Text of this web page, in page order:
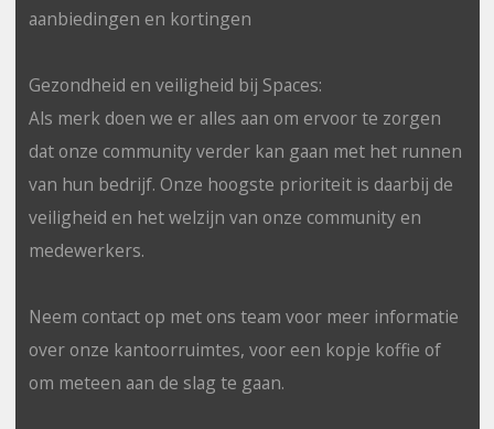
aanbiedingen en kortingen
Gezondheid en veiligheid bij Spaces:
Als merk doen we er alles aan om ervoor te zorgen
dat onze community verder kan gaan met het runnen
van hun bedrijf. Onze hoogste prioriteit is daarbij de
veiligheid en het welzijn van onze community en
medewerkers.
Neem contact op met ons team voor meer informatie
over onze kantoorruimtes, voor een kopje koffie of
om meteen aan de slag te gaan.